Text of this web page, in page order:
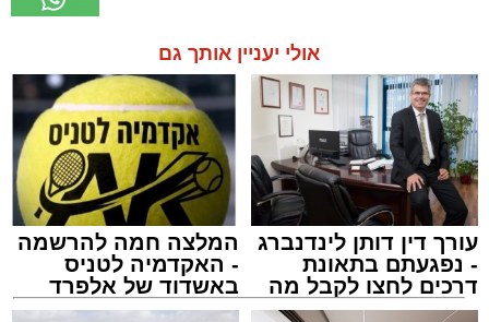
אולי יעניין אותך גם
עורך דין דותן לינדנברג
- נפגעתם בתאונת
דרכים לחצו לקבל מה
שמגיע לכם
המלצה חמה להרשמה
- האקדמיה לטניס
באשדוד של אלפרד
קריאולנסקי - לילדים